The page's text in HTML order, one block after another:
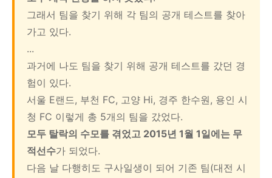
그래서 팀을 찾기 위해 각 팀의 공개 테스트를 찾아
가고 있다.
...
과거에 나도 팀을 찾기 위해 공개 테스트를 갔던 경
험이 있다.
서울 E랜드, 부천 FC, 고양 Hi, 경주 한수원, 용인 시
청 FC 이렇게 총 5개의 팀을 갔었다.
모두 탈락의 수모를 겪었고 2015년 1월 1일에는 무
적선수가 되었다.
다음 날 다행히도 구사일생이 되어 기존 팀(대전 시